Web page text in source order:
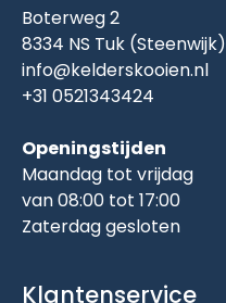
Boterweg 2
8334 NS Tuk (Steenwijk)
info@kelderskooien.nl
+31 0521343424
Openingstijden
Maandag tot vrijdag
van 08:00 tot 17:00
Zaterdag gesloten
Klantenservice